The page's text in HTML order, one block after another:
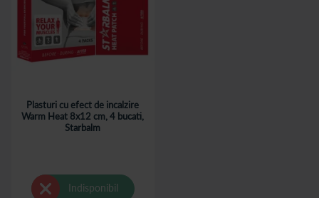
Plasturi cu efect de incalzire
Warm Heat 8x12 cm, 4 bucati,
Starbalm
Indisponibil